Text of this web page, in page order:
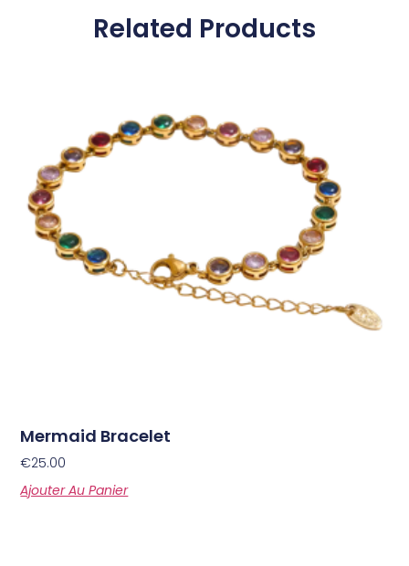
Related Products
Mermaid Bracelet
€25.00
Ajouter Au Panier